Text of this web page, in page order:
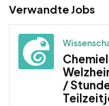
Verwandte Jobs
/